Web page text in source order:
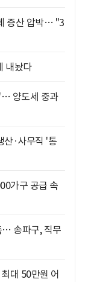
증산 압박… "3
내놨다
양도세 중과
산·사무직 '통
가구 공급 속
… 송파구, 직무
대 50만원 어